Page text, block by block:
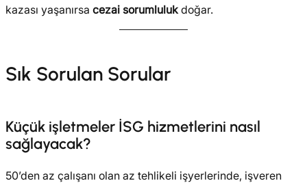
kazası yaşanırsa cezai sorumluluk doğar.
Sık Sorulan Sorular
Küçük işletmeler İSG hizmetlerini nasıl
sağlayacak?
50’den az çalışanı olan az tehlikeli işyerlerinde, işveren